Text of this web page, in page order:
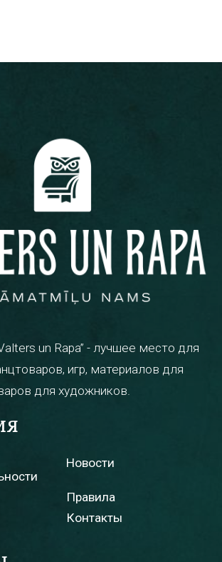
un Rapa” - лучшее место для
игр, материалов для
для художников.
Новости
Правила
Контакты